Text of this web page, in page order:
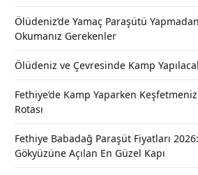
Ölüdeniz’de Yamaç Paraşütü
Okumanız Gerekenler
Ölüdeniz ve Çevresinde Kamp
Fethiye’de Kamp Yaparken
Rotası
Fethiye Babadağ Paraşüt Fiyatları
Gökyüzüne Açılan En Güzel Kapı